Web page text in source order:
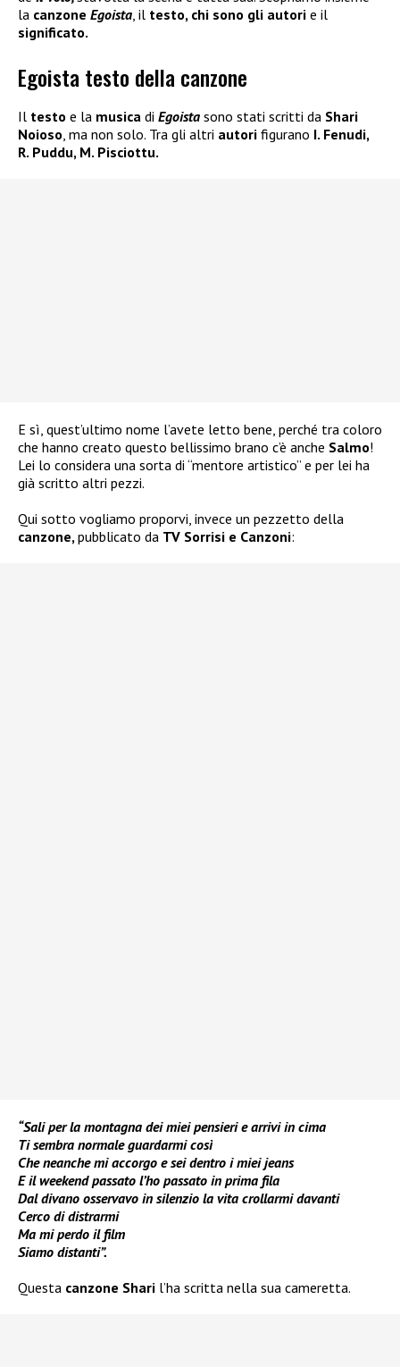
la canzone Egoista , il testo, chi sono gli autori e il
significato.
Egoista testo della canzone
Il testo e la musica di Egoista sono stati scritti da Shari
Noioso, ma non solo. Tra gli altri autori figurano I. Fenudi,
R. Puddu, M. Pisciottu.
E sì, quest’ultimo nome l’avete letto bene, perché tra coloro
che hanno creato questo bellissimo brano c’è anche Salmo!
Lei lo considera una sorta di “mentore artistico” e per lei ha
già scritto altri pezzi.
Qui sotto vogliamo proporvi, invece un pezzetto della
canzone,pubblicato da TV Sorrisi e Canzoni:
“Sali per la montagna dei miei pensieri e arrivi in cima
Ti sembra normale guardarmi così
Che neanche mi accorgo e sei dentro i miei jeans
E il weekend passato l’ho passato in prima fila
Dal divano osservavo in silenzio la vita crollarmi davanti
Cerco di distrarmi
Ma mi perdo il film
Siamo distanti”.
Questa canzone Shari l’ha scritta nella sua cameretta.